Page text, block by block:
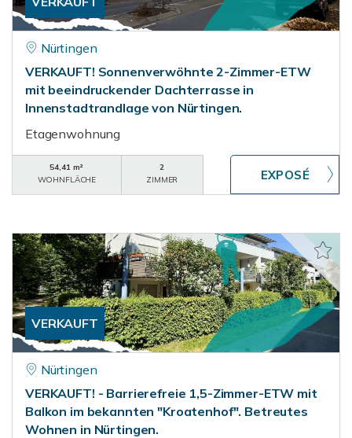
Nürtingen
VERKAUFT! Sonnenverwöhnte 2-Zimmer-ETW
mit beeindruckender Dachterrasse in
Innenstadtrandlage von Nürtingen.
Etagenwohnung
54,41 m²
WOHNFLÄCHE
2
ZIMMER
VERKAUFT
Nürtingen
VERKAUFT! - Barrierefreie 1,5-Zimmer-ETW mit
Balkon im bekannten "Kroatenhof". Betreutes
Wohnen in Nürtingen.